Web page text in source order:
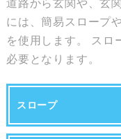
道路から玄関や、玄
には、簡易スロープ
を使用します。 スロ
必要となります。
スロープ